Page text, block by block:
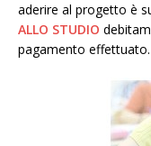
aderire al progetto è
ALLO STUDIO
pagamento effettuato.